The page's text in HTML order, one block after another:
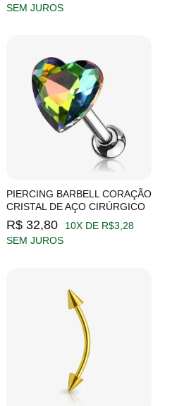
SEM JUROS
PIERCING BARBELL CORAÇÃO
CRISTAL DE AÇO CIRÚRGICO
R$ 32,80
10X DE R$3,28
SEM JUROS